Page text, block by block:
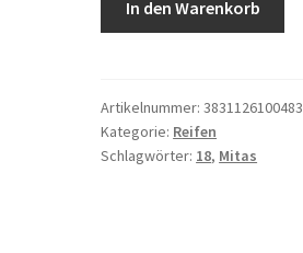
-
18
43J
In den Warenkorb
Artikelnummer:3831126100483
Kategorie: Reifen
Schlagwörter: 18, Mitas